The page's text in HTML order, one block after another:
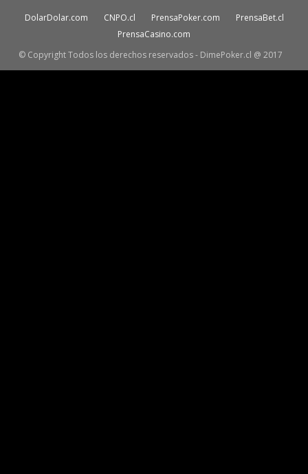
DolarDolar.com CNPO.cl PrensaPoker.com
PrensaBet.cl
PrensaCasino.com
© Copyright Todos los derechos reservados - DimePoker.cl @ 2017